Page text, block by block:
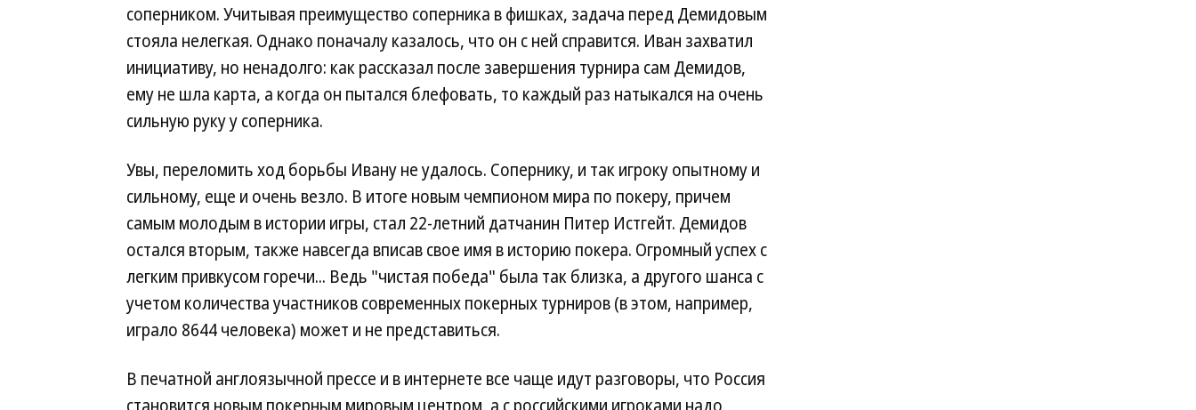
соперником. Учитывая преимущество соперника в фишках, задача перед Демидовым
стояла нелегкая. Однако поначалу казалось, что он с ней справится. Иван захватил
инициативу, но ненадолго: как рассказал после завершения турнира сам Демидов,
ему не шла карта, а когда он пытался блефовать, то каждый раз натыкался на очень
сильную руку у соперника.
Увы, переломить ход борьбы Ивану не удалось. Сопернику, и так игроку опытному и
сильному, еще и очень везло. В итоге новым чемпионом мира по покеру, причем
самым молодым в истории игры, стал 22-летний датчанин Питер Истгейт. Демидов
остался вторым, также навсегда вписав свое имя в историю покера. Огромный успех с
легким привкусом горечи... Ведь "чистая победа" была так близка, а другого шанса с
учетом количества участников современных покерных турниров (в этом, например,
играло 8644 человека) может и не представиться.
В печатной англоязычной прессе и в интернете все чаще идут разговоры, что Россия